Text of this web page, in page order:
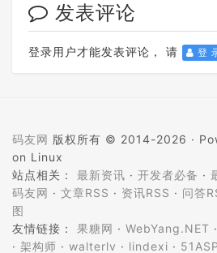
发表评论
登录用户才能发表评论， 请 登
码友网 版权所有 © 2014-2026 ·
on Linux
站点相关： 最新资讯 · 开发者必备 ·
码友网 · 文章RSS · 资讯RSS · 问答
图
友情链接： 果糖网 · WebYang.NET ·
· 架构师 · walterlv · lindexi ·